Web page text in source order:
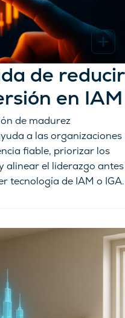
de reducir
en IAM
de madurez
a las organizaciones
fiable, priorizar los
alinear el liderazgo antes
tecnología de IAM o IGA.